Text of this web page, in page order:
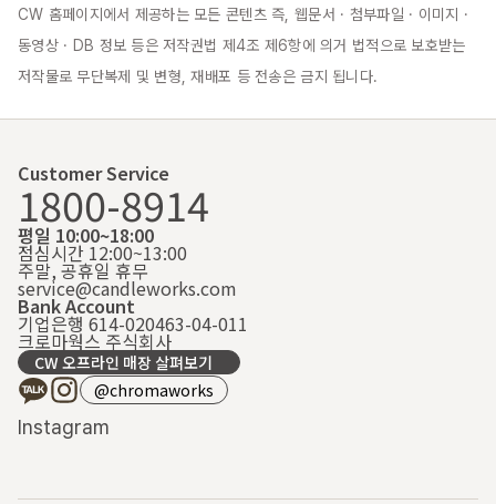
CW 홈페이지에서 제공하는 모든 콘텐츠 즉, 웹문서 · 첨부파일 · 이미지 ·
동영상 · DB 정보 등은 저작권법 제4조 제6항에 의거 법적으로 보호받는
저작물로 무단복제 및 변형, 재배포 등 전송은 금지 됩니다.
Customer Service
1800-8914
평일 10:00~18:00
점심시간 12:00~13:00
주말, 공휴일 휴무
service@candleworks.com
Bank Account
기업은행 614-020463-04-011
크로마웍스 주식회사
CW 오프라인 매장 살펴보기
@chromaworks
Instagram